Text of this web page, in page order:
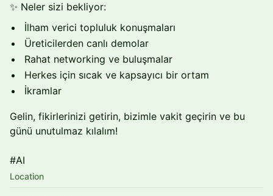
✨ Neler sizi bekliyor:
İlham verici topluluk konuşmaları
Üreticilerden canlı demolar
Rahat networking ve buluşmalar
Herkes için sıcak ve kapsayıcı bir ortam
İkramlar
Gelin, fikirlerinizi getirin, bizimle vakit geçirin ve bu
günü unutulmaz kılalım!
#AI
Location